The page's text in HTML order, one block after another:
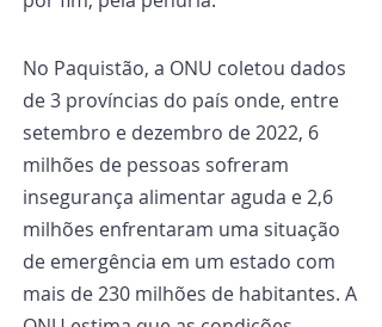
No Paquistão, a ONU coletou dados
de 3 províncias do país onde, entre
setembro e dezembro de 2022, 6
milhões de pessoas sofreram
insegurança alimentar aguda e 2,6
milhões enfrentaram uma situação
de emergência em um estado com
mais de 230 milhões de habitantes. A